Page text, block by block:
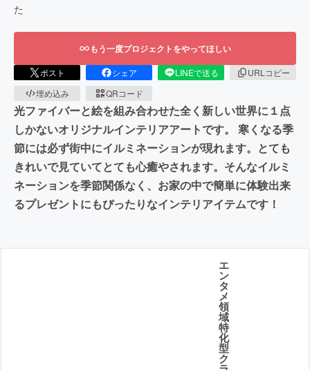
た
もう一度プロジェクトをやってほしい
ポスト シェア LINEで送る
URLコピー
埋め込み
QRコード
光ファイバーと絵を組み合わせた全く新しい世界に１点
しかないオリジナルインテリアアートです。 寒くなる季
節には必ず街中にイルミネーションが現れます。とても
きれいで見ていてとても心癒やされます。そんなイルミ
ネーションを季節関係なく、お家の中で簡単に体験出来
るプレゼントにもぴったりなインテリアイテムです！
エ
ン
タ
メ
領
域
特
化
型
ク